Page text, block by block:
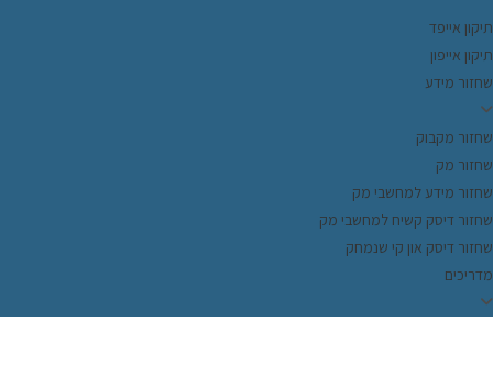
אייפד
אייפון
מידע
מקבוק
מק
מידע למחשבי מק
דיסק קשיח למחשבי מק
דיסק און קי שנמחק